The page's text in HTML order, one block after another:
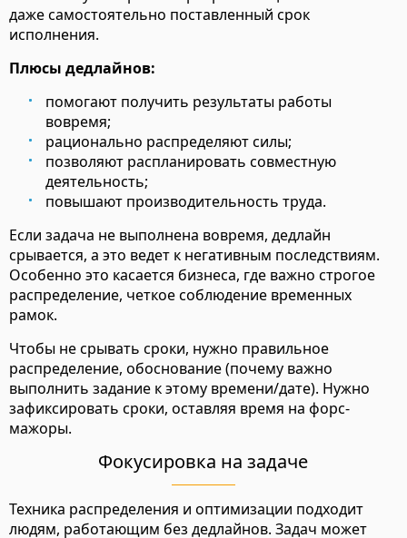
даже самостоятельно поставленный срок
исполнения.
Плюсы дедлайнов:
помогают получить результаты работы
вовремя;
рационально распределяют силы;
позволяют распланировать совместную
деятельность;
повышают производительность труда.
Если задача не выполнена вовремя, дедлайн
срывается, а это ведет к негативным последствиям.
Особенно это касается бизнеса, где важно строгое
распределение, четкое соблюдение временных
рамок.
Чтобы не срывать сроки, нужно правильное
распределение, обоснование (почему важно
выполнить задание к этому времени/дате). Нужно
зафиксировать сроки, оставляя время на форс-
мажоры.
Фокусировка на задаче
Техника распределения и оптимизации подходит
людям, работающим без дедлайнов. Задач может